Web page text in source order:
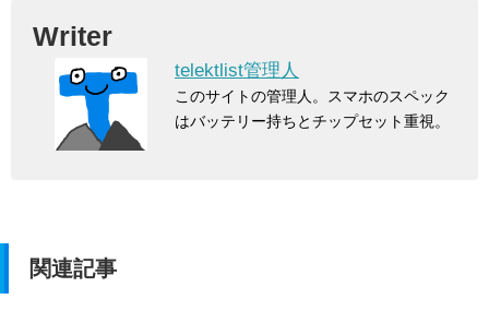
Writer
telektlist管理人
このサイトの管理人。スマホのスペック
はバッテリー持ちとチップセット重視。
関連記事